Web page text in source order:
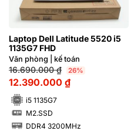
Laptop Dell Latitude 5520 i5
1135G7 FHD
Văn phòng | kế toán
16.690.000₫ 26%
12.390.000 ₫
i5 1135G7
SSD M2.SSD
DDR4 3200MHz